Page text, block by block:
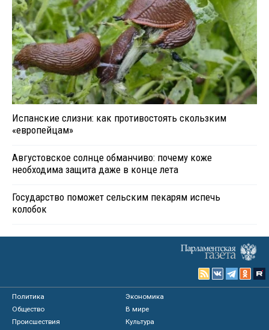
Испанские слизни: как противостоять скользким
«европейцам»
Августовское солнце обманчиво: почему коже
необходима защита даже в конце лета
Государство поможет сельским пекарям испечь
колобок
Политика
Экономика
Общество
В мире
Происшествия
Культура